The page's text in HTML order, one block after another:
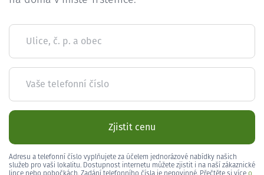
Ulice, č. p. a obec
Vaše telefonní číslo
Zjistit cenu
Adresu a telefonní číslo vyplňujete za účelem jednorázové nabídky našich
služeb pro vaši lokalitu. Dostupnost internetu můžete zjistit i na naší zákaznické
lince nebo pobočkách. Zadání telefonního čísla je nepovinné. Přečtěte si více o